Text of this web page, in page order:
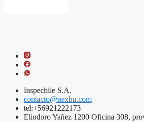
Inspechile S.A.
contacto@nexbu.com
tel:+56921222173
Eliodoro Yañez 1200 Oficina 308,